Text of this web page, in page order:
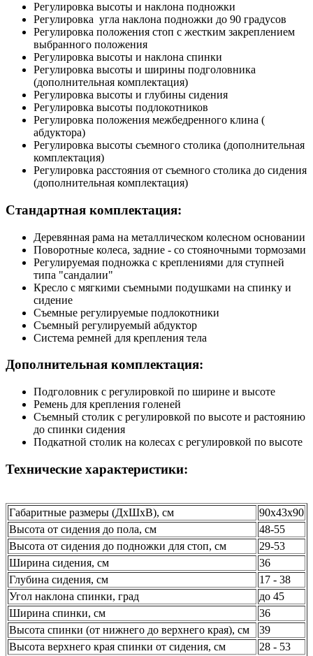
Регулировка высоты и наклона подножки
Регулировка угла наклона подножки до 90 градусов
Регулировка положения стоп с жестким закреплением
выбранного положения
Регулировка высоты и наклона спинки
Регулировка высоты и ширины подголовника
(дополнительная комплектация)
Регулировка высоты и глубины сидения
Регулировка высоты подлокотников
Регулировка положения межбедренного клина (
абдуктора)
Регулировка высоты съемного столика (дополнительная
комплектация)
Регулировка расстояния от съемного столика до сидения
(дополнительная комплектация)
Стандартная комплектация:
Деревянная рама на металлическом колесном основании
Поворотные колеса, задние - со стояночными тормозами
Регулируемая подножка с креплениями для ступней
типа "сандалии"
Кресло с мягкими съемными подушками на спинку и
сидение
Съемные регулируемые подлокотники
Съемный регулируемый абдуктор
Система ремней для крепления тела
Дополнительная комплектация:
Подголовник с регулировкой по ширине и высоте
Ремень для крепления голеней
Съемный столик с регулировкой по высоте и растоянию
до спинки сидения
Подкатной столик на колесах с регулировкой по высоте
Технические характеристики:
Габаритные размеры (ДхШхВ), см
90х43х90
Высота от сидения до пола, см
48-55
Высота от сидения до подножки для стоп, см
29-53
Ширина сидения, см
36
Глубина сидения, см
17 - 38
Угол наклона спинки, град
до 45
Ширина спинки, см
36
Высота спинки (от нижнего до верхнего края), см
39
Высота верхнего края спинки от сидения, см
28 - 53